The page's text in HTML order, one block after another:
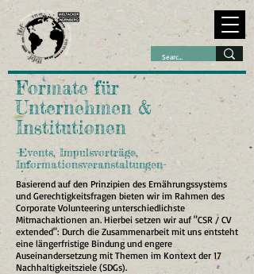
Formate für
Unternehmen &
Institutionen
-Events, Impulsvorträge,
Informationsveranstaltungen-
Basierend auf den Prinzipien des Ernährungssystems
und Gerechtigkeitsfragen bieten wir im Rahmen des
Corporate Volunteering unterschiedlichste
Mitmachaktionen an. Hierbei setzen wir auf "CSR / CV
extended": Durch die Zusammenarbeit mit uns entsteht
eine längerfristige Bindung und engere
Auseinandersetzung mit Themen im Kontext der 17
Nachhaltigkeitsziele (SDGs).